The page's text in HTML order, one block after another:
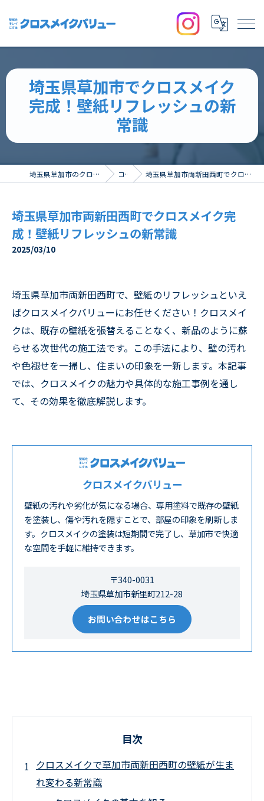
埼玉県草加市でクロスメイク
完成！壁紙リフレッシュの新
常識
埼玉県草加市のクロスならクロスメイクバリュー コラム 埼玉県草加市両新田西町でクロスメイク完成！壁紙リフレッシュの新常識
埼玉県草加市両新田西町でクロスメイク完
成！壁紙リフレッシュの新常識
2025/03/10
埼玉県草加市両新田西町で、壁紙のリフレッシュといえ
ばクロスメイクバリューにお任せください！クロスメイ
クは、既存の壁紙を張替えることなく、新品のように蘇
らせる次世代の施工法です。この手法により、壁の汚れ
や色褪せを一掃し、住まいの印象を一新します。本記事
では、クロスメイクの魅力や具体的な施工事例を通し
て、その効果を徹底解説します。
クロスメイクバリュー
壁紙の汚れや劣化が気になる場合、専用塗料で既存の壁紙
を塗装し、傷や汚れを隠すことで、部屋の印象を刷新しま
す。クロスメイクの塗装は短期間で完了し、草加市で快適
な空間を手軽に維持できます。
〒340-0031
埼玉県草加市新里町212-28
お問い合わせはこちら
目次
クロスメイクで草加市両新田西町の壁紙が生ま
れ変わる新常識